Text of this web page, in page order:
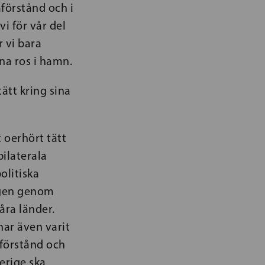
och i
för vår del
vi bara
ros i hamn.
kring sina
oerhört tätt
genom
länder.
även varit
och
ska